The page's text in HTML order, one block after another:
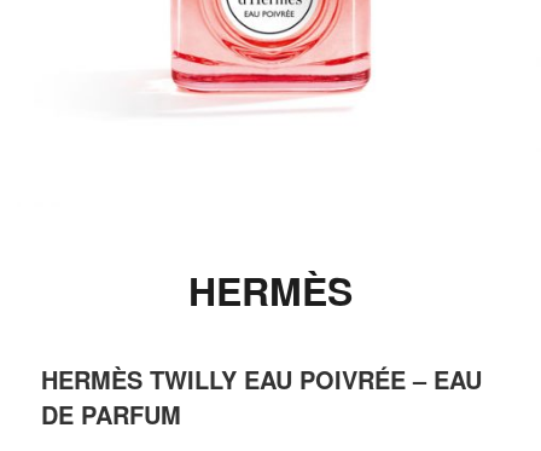
HERMÈS
HERMÈS TWILLY EAU POIVRÉE – EAU
DE PARFUM